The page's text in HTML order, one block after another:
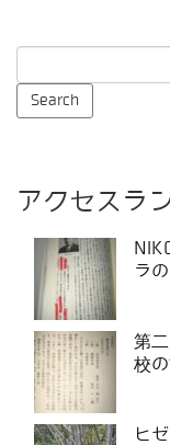
アクセスラ
ラ
第
校
ヒ